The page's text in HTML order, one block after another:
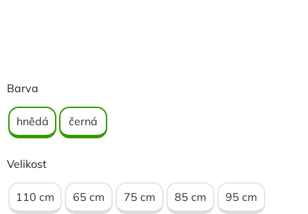
Barva
hnědá černá
Velikost
110 cm 65 cm 75 cm 85 cm 95 cm